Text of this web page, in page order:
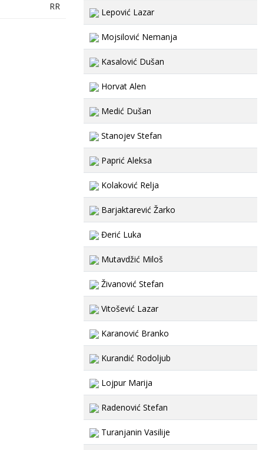
RR
Lepović Lazar
Mojsilović Nemanja
Kasalović Dušan
Horvat Alen
Medić Dušan
Stanojev Stefan
Paprić Aleksa
Kolaković Relja
Barjaktarević Žarko
Đerić Luka
Mutavdžić Miloš
Živanović Stefan
Vitošević Lazar
Karanović Branko
Kurandić Rodoljub
Lojpur Marija
Radenović Stefan
Turanjanin Vasilije